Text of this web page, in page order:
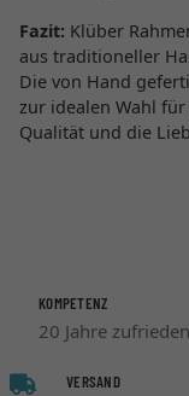
Fazit: Klüber
aus traditioneller
Die von Hand
zur idealen Wahl
Qualität und die
KOMPETENZ
20 Jahre
VERSAND